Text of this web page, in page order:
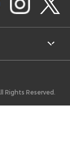
Rights Reserved.